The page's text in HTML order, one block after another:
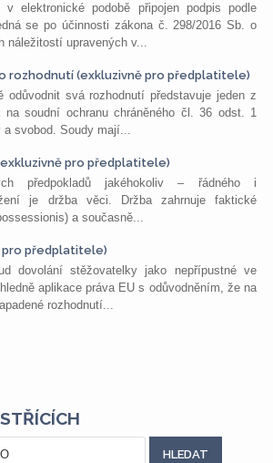
elektronické podobě připojen podpis podle
se po účinnosti zákona č. 298/2016 Sb. o
náležitostí upravených v...
rozhodnutí (exkluzivně pro předplatitele)
odůvodnit svá rozhodnutí představuje jeden z
na soudní ochranu chráněného čl. 36 odst. 1
a svobod. Soudy mají...
pro předplatitele)
předpokladů jakéhokoliv – řádného i
je držba věci. Držba zahrnuje faktické
a současně...
pro předplatitele)
dovolání stěžovatelky jako nepřípustné ve
aplikace práva EU s odůvodněním, že na
rozhodnutí...